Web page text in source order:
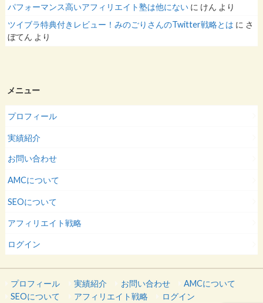
パフォーマンス高いアフィリエイト塾は他にない に けん より
ツイブラ特典付きレビュー！みのごりさんのTwitter戦略とは に さ
ぼてん より
メニュー
プロフィール
実績紹介
お問い合わせ
AMCについて
SEOについて
アフィリエイト戦略
ログイン
プロフィール 実績紹介 お問い合わせ
AMCについて
SEOについて
アフィリエイト戦略 ログイン